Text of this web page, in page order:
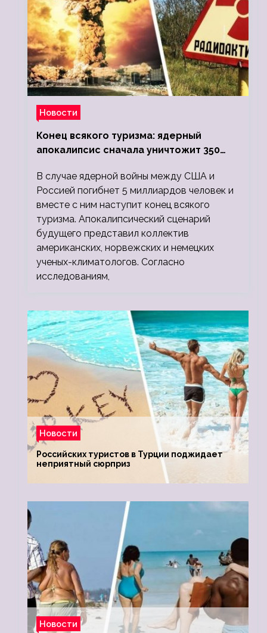
Новости
Конец всякого туризма: ядерный
апокалипсис сначала уничтожит 350
людей
В случае ядерной войны между США и
Россией погибнет 5 миллиардов человек и
вместе с ним наступит конец всякого
туризма. Апокалипсический сценарий
будущего представил коллектив
американских, норвежских и немецких
ученых-климатологов. Согласно
исследованиям,
Новости
Российских туристов в Турции поджидает
неприятный сюрприз
Новости